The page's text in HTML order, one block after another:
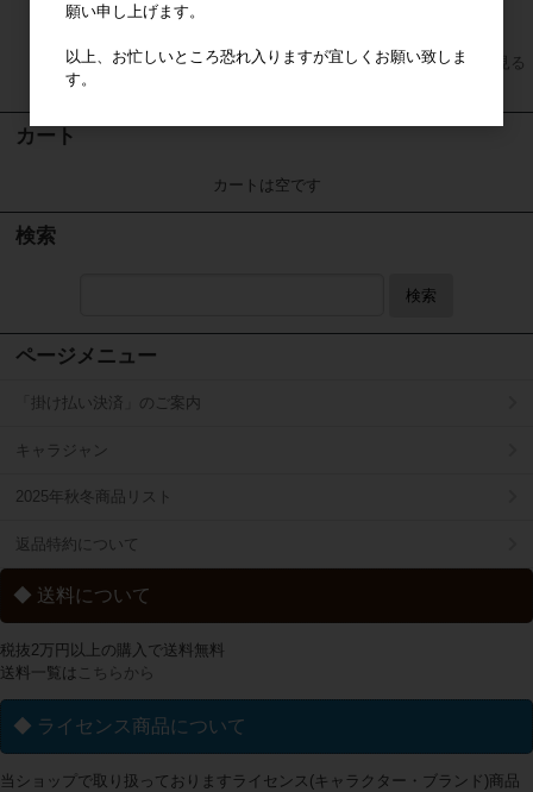
すべてのおすすめ商品を見る
カート
カートは空です
検索
検索
ページメニュー
「掛け払い決済」のご案内
キャラジャン
2025年秋冬商品リスト
返品特約について
◆ 送料について
税抜2万円以上の購入で送料無料
送料一覧は こちらから
◆ ライセンス商品について
当ショップで取り扱っておりますライセンス(キャラクター・ブランド)商品
願い申し上げます。
以上、お忙しいところ恐れ入りますが宜しくお願い致しま
す。